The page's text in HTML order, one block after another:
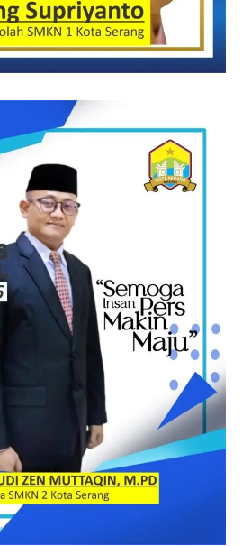
PS. Kasiaga 1 Bag Dalops Roops
Muji Harjono sebelumnya
Barat, pejabat lama Kompol
sebagai Gadik Muda 7 SPN
Iptu Ridwansyah sebelumnya
Renmin Bidtik Polda Lampung,
menjabat Kapolsek Kota Agung.
Iptu Iwan Ricar sebelumnya PS
Polda Lampung. Pejabat
menjabat Kanit 1 Subdit 1
Agung, AKP Amsar sebelumnya